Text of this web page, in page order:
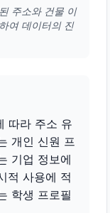
주소와 건물 이
여 데이터의 진
따라 주소 유
개인 신원 프
기업 정보에
적 사용에 적
학생 프로필